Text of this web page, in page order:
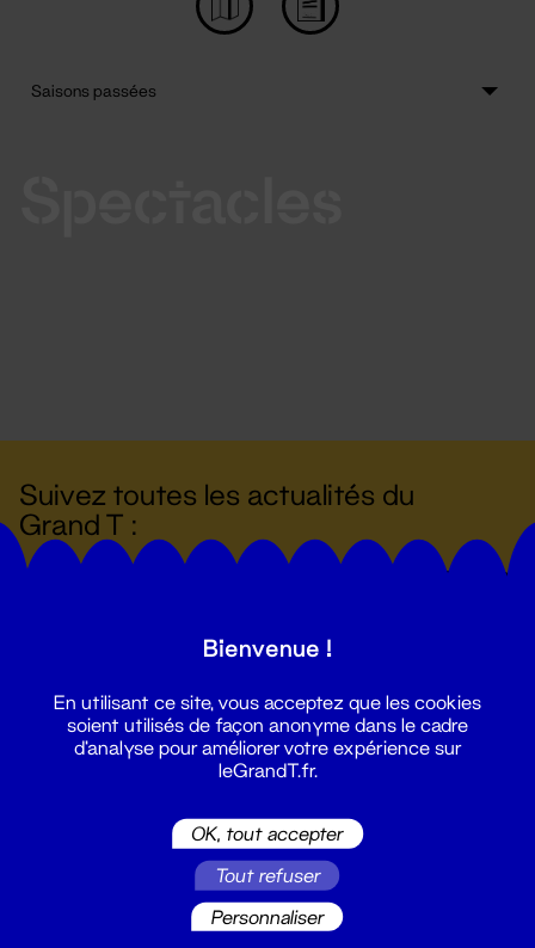
Suivez toutes les actualités du
Grand T :
billetterie@leGrandT.fr
Du lundi au vendredi 14h → 18h
Bienvenue !
En utilisant ce site, vous acceptez que les cookies
soient utilisés de façon anonyme dans le cadre
d'analyse pour améliorer votre expérience sur
leGrandT.fr.
OK, tout accepter
Tout refuser
Personnaliser